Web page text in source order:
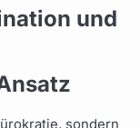
und
sondern